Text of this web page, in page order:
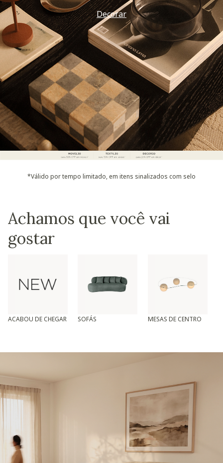
Decorar
*Válido por tempo limitado, em itens sinalizados com selo
Achamos que você vai
gostar
ACABOU DE CHEGAR SOFÁS MESAS DE CENTRO